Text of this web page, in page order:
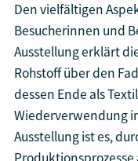
Den vielfältigen
Besucherinnen und
Ausstellung erklärt
Rohstoff über den
dessen Ende als
Wiederverwendung
Ausstellung ist es,